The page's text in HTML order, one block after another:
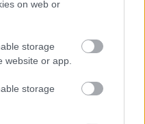
on web or
storage
website or app.
storage
Tamási
az előadás négy
Stúdió Színházban.